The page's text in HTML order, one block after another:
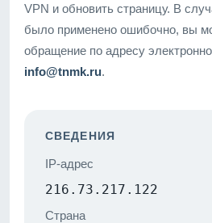
VPN и обновить страницу. В
было применено ошибочно, вы
обращение по адресу
info@tnmk.ru.
СВЕДЕНИЯ
IP-адрес
216.73.217.122
Страна